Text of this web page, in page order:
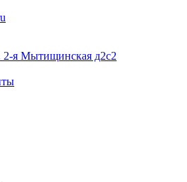
2-я Мытищинская д2с2